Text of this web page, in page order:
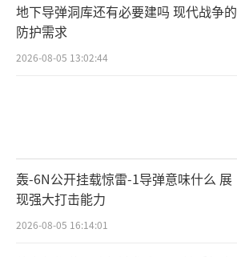
地下导弹洞库还有必要建吗 现代战争的
防护需求
2026-08-05 13:02:44
轰-6N公开挂载惊雷-1导弹意味什么 展
现强大打击能力
2026-08-05 16:14:01